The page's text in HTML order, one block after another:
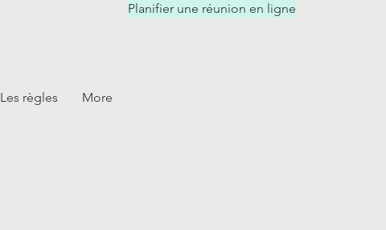
Les règles More
Planifier une réunion en ligne